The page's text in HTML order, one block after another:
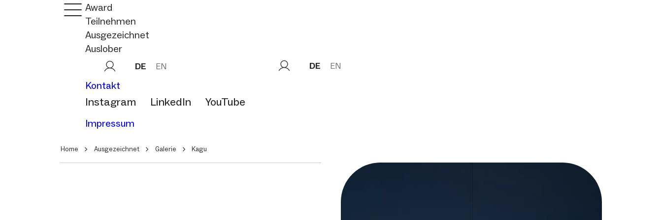
Award
Teilnehmen
Ausgezeichnet
Auslober
DE EN
Kontakt
Instagram LinkedIn YouTube
Impressum
DE EN
Home Ausgezeichnet Galerie Kagu